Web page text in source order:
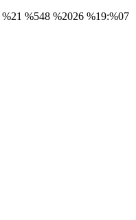
%548 %2026 %19:%07